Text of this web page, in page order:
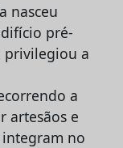
nasceu
pré-
privilegiou a
a
artesãos e
integram no